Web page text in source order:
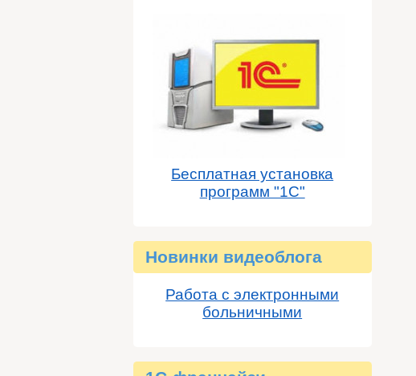
Бесплатная установка
программ "1С"
Новинки видеоблога
Работа с электронными
больничными